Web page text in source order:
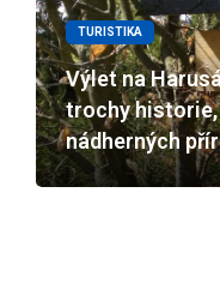
TURISTIKA
Výlet na
trochy historie,
nádherných